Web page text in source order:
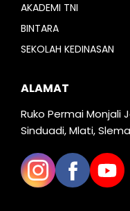
AKADEMI TNI
BINTARA
SEKOLAH KEDINASAN
ALAMAT
Ruko Permai Monjali
Sinduadi, Mlati,